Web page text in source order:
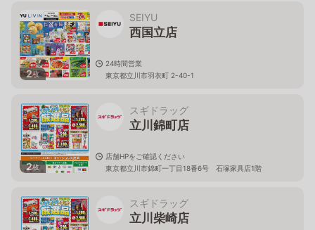
2枚
SEIYU
西国立店
24時間営業
東京都立川市羽衣町 2-40-1
2枚
スギドラッグ
立川錦町店
店舗HPをご確認ください
東京都立川市錦町一丁目18番6号 石塚家具店1階
スギドラッグ
立川柴崎店